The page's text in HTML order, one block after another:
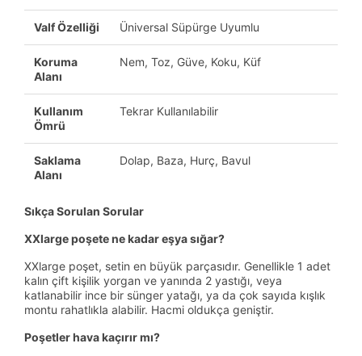
Valf Özelliği Üniversal Süpürge Uyumlu
Koruma
Alanı
Nem, Toz, Güve, Koku, Küf
Kullanım
Ömrü
Tekrar Kullanılabilir
Saklama
Alanı
Dolap, Baza, Hurç, Bavul
Sıkça Sorulan Sorular
XXlarge poşete ne kadar eşya sığar?
XXlarge poşet, setin en büyük parçasıdır. Genellikle 1 adet
kalın çift kişilik yorgan ve yanında 2 yastığı, veya
katlanabilir ince bir sünger yatağı, ya da çok sayıda kışlık
montu rahatlıkla alabilir. Hacmi oldukça geniştir.
Poşetler hava kaçırır mı?